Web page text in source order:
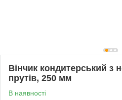
Вінчик кондитерський з
прутів, 250 мм
В наявності